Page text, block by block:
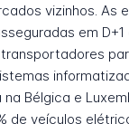
vizinhos. As
em D+1
Bélgica e
de veículos